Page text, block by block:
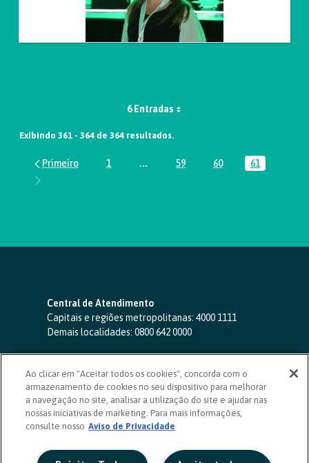
6 Entradas
Exibindo 361 - 364 de 364 resultados.
Página
1 ...Páginas intermediárias Usar ABA
Página
59 Página
60 Página
61
Central de Atendimento
Capitais e regiões metropolitanas: 4000 1111
Demais localidades: 0800 642 0000
SAC 24 horas-0800 724 4420
Ouvidoria
0800 725 0996
(de segunda a sexta, das 8h às 20h)
ouvidoriasicoob.com.br
Deficientes auditivos ou de fala
Ao clicar em "Aceitar todos os cookies", concorda com o
armazenamento de cookies no seu dispositivo para melhorar
a navegação no site, analisar a utilização do site e ajudar nas
nossas iniciativas de marketing. Para mais informações,
consulte nosso Aviso de Privacidade